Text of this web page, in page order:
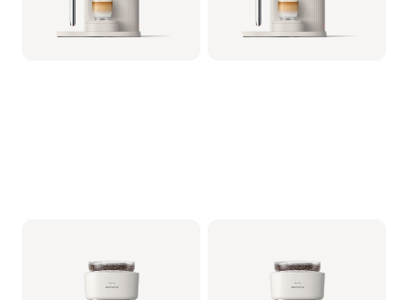
Porte-filtre - Jaune Mangue
BAR401/03 | Philips
Porte-filtre - Noir
BAR401/02 | Philips